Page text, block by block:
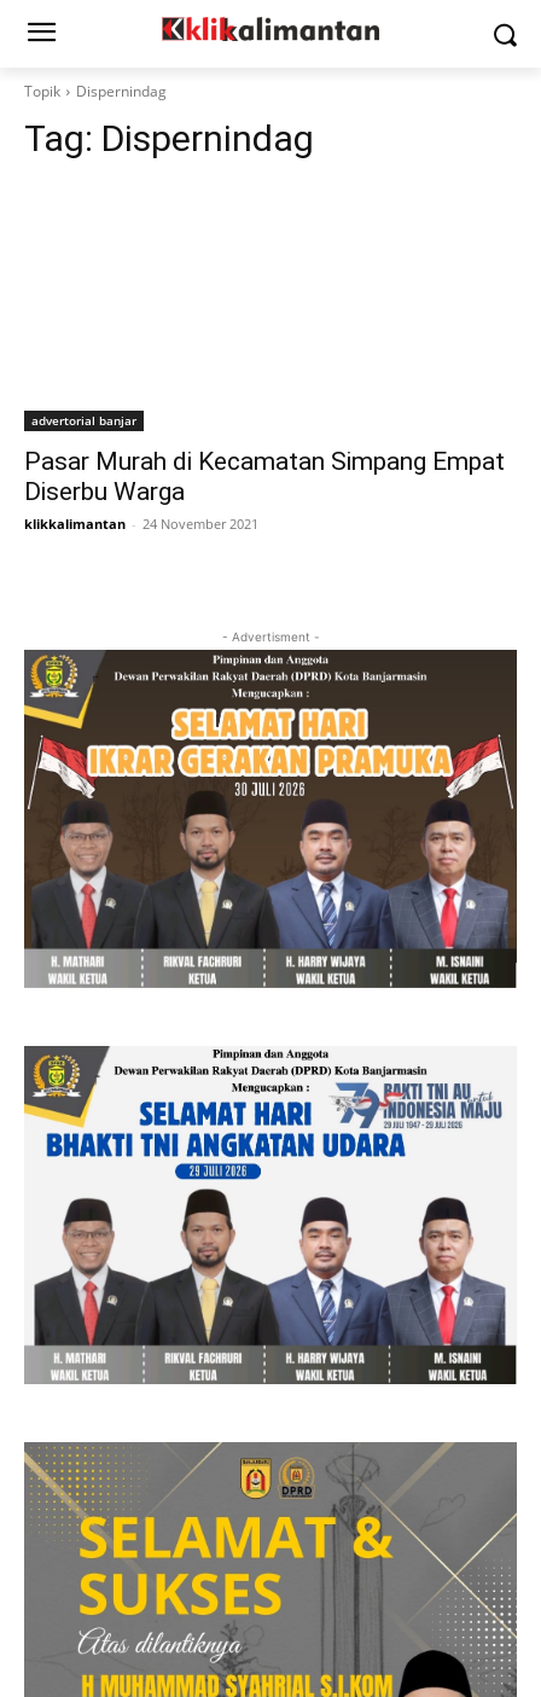
Topik Dispernindag
Tag: Dispernindag
advertorial banjar
Pasar Murah di Kecamatan Simpang Empat
Diserbu Warga
klikkalimantan - 24 November 2021
- Advertisment -